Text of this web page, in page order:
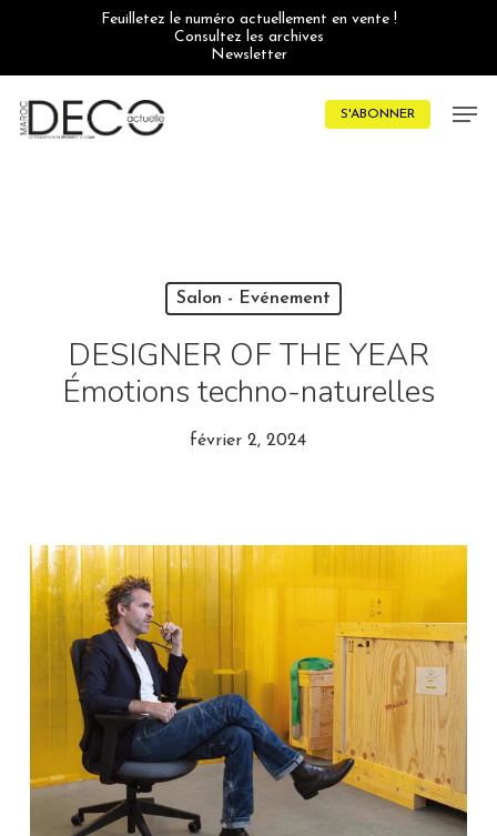
Feuilletez le numéro actuellement en vente !
Consultez les archives
Newsletter
S'ABONNER
Salon - Evénement
DESIGNER OF THE YEAR
Émotions techno-naturelles
février 2, 2024